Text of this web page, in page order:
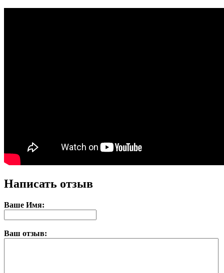
Написать отзыв
Ваше Имя:
Ваш отзыв: